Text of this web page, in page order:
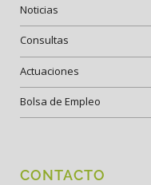
Noticias
Consultas
Actuaciones
Bolsa de Empleo
CONTACTO